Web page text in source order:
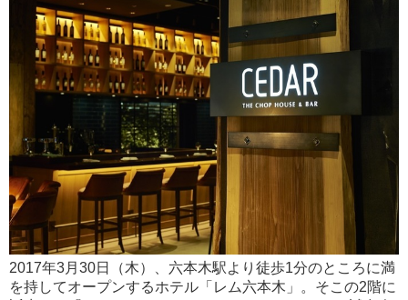
2017年3月30日（木）、六本木駅より徒歩1分のところに満
を持してオープンするホテル「レム六本木」。そこの2階に